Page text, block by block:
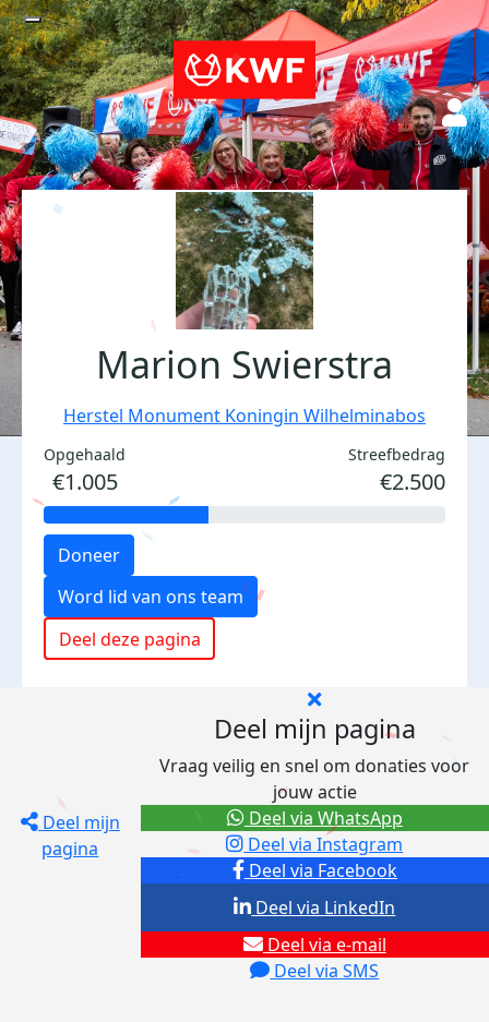
Marion Swierstra
Herstel Monument Koningin Wilhelminabos
Opgehaald
€1.005
Streefbedrag
€2.500
Doneer
Word lid van ons team
Deel deze pagina
Deel mijn
pagina
Deel mijn pagina
Vraag veilig en snel om donaties voor
jouw actie
Deel via Facebook
Deel via Instagram
Deel via e-mail
Deel via SMS
Deel via LinkedIn
Deel via WhatsApp